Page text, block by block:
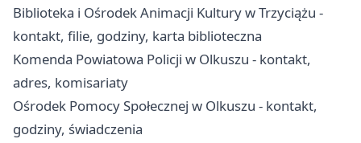
Biblioteka i Ośrodek Animacji Kultury w Trzyciążu -
kontakt, filie, godziny, karta biblioteczna
Komenda Powiatowa Policji w Olkuszu - kontakt,
adres, komisariaty
Ośrodek Pomocy Społecznej w Olkuszu - kontakt,
godziny, świadczenia